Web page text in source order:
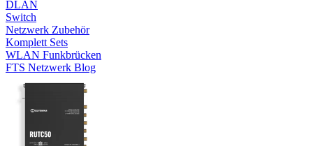
DLAN
Switch
Netzwerk Zubehör
Komplett Sets
WLAN Funkbrücken
FTS Netzwerk Blog